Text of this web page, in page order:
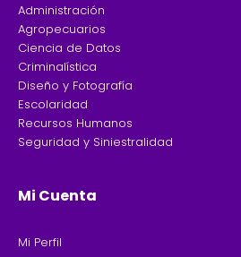
Administración
Agropecuarios
Ciencia de Datos
Criminalística
Diseño y Fotografía
Escolaridad
Recursos Humanos
Seguridad y Siniestralidad
Mi Cuenta
Mi Perfil